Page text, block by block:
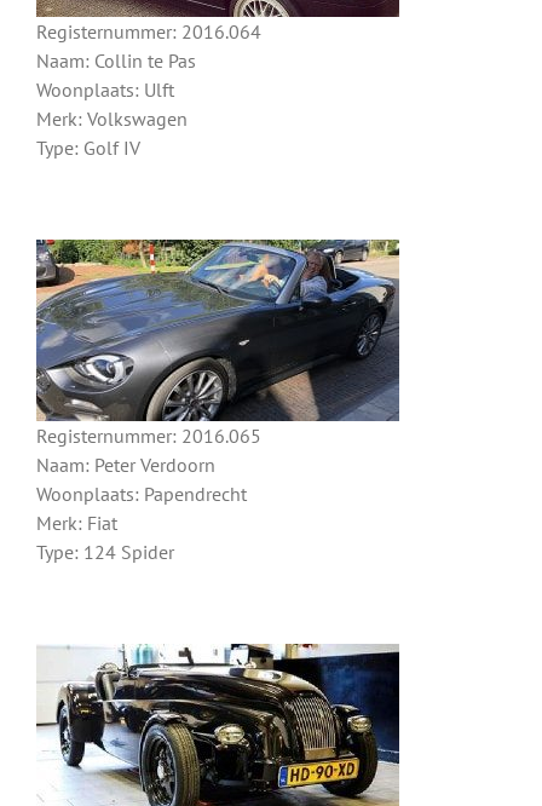
Registernummer: 2016.064
Naam: Collin te Pas
Woonplaats: Ulft
Merk: Volkswagen
Type: Golf IV
Registernummer: 2016.065
Naam: Peter Verdoorn
Woonplaats: Papendrecht
Merk: Fiat
Type: 124 Spider